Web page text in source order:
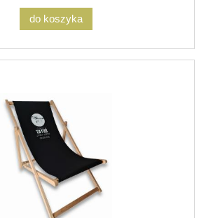
do koszyka